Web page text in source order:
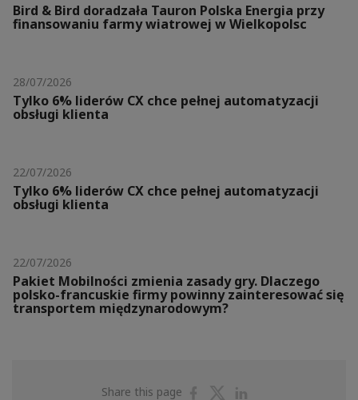
Bird & Bird doradzała Tauron Polska Energia przy
finansowaniu farmy wiatrowej w Wielkopolsc
28/07/2026
Tylko 6% liderów CX chce pełnej automatyzacji
obsługi klienta
22/07/2026
Tylko 6% liderów CX chce pełnej automatyzacji
obsługi klienta
22/07/2026
Pakiet Mobilności zmienia zasady gry. Dlaczego
polsko-francuskie firmy powinny zainteresować się
transportem międzynarodowym?
Share this page
ShareShare